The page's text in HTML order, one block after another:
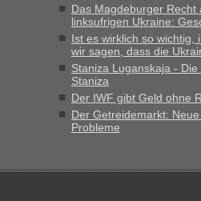
„Derzeit, ist es überall sehr voll
Polen. Zb. Krakovets 100 PKW
Montag rüber, versuchen es sehr
Das Magdeburger
linksufrigen Ukraine:
Ist es wirklich so wichtig,
wir sagen, dass die
Staniza Luganskaja -
Staniza
Der IWF gibt Geld ohne
Der Getreidemarkt:
Probleme